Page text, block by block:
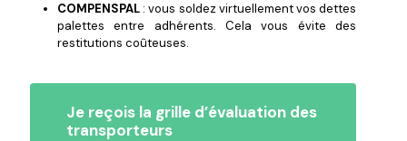
COMPENSPAL : vous soldez virtuellement vos dettes
palettes entre adhérents. Cela vous évite des
restitutions coûteuses.
Je reçois la grille d’évaluation des
transporteurs